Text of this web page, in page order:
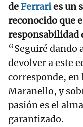
deFerraries un
reconocido que
responsabilidad
“Seguiré dando
devolver a este
corresponde, en
Maranello, y
pasión es el
garantizado.